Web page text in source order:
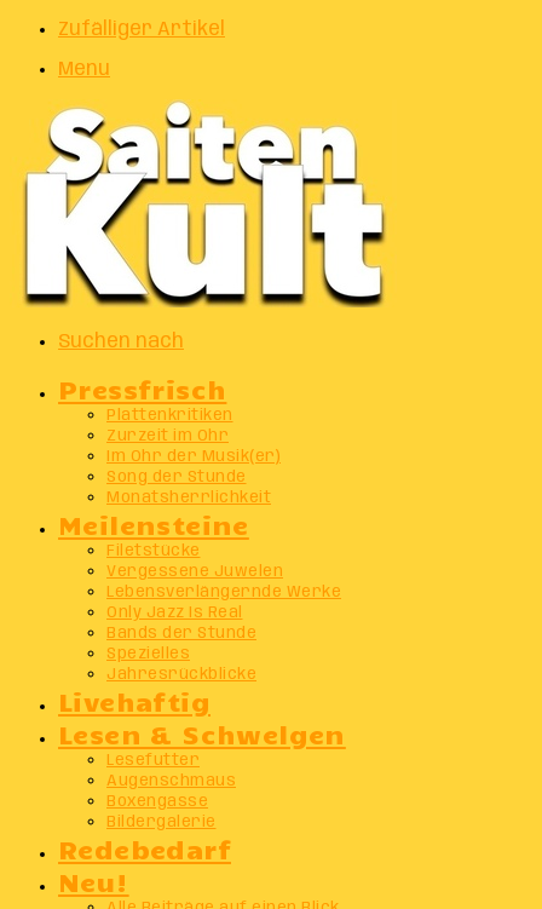
Zufälliger Artikel
Menu
Suchen nach
Pressfrisch
Plattenkritiken
Zurzeit im Ohr
Im Ohr der Musik(er)
Song der Stunde
Monatsherrlichkeit
Meilensteine
Filetstücke
Vergessene Juwelen
Lebensverlängernde Werke
Only Jazz Is Real
Bands der Stunde
Spezielles
Jahresrückblicke
Livehaftig
Lesen & Schwelgen
Lesefutter
Augenschmaus
Boxengasse
Bildergalerie
Redebedarf
Neu!